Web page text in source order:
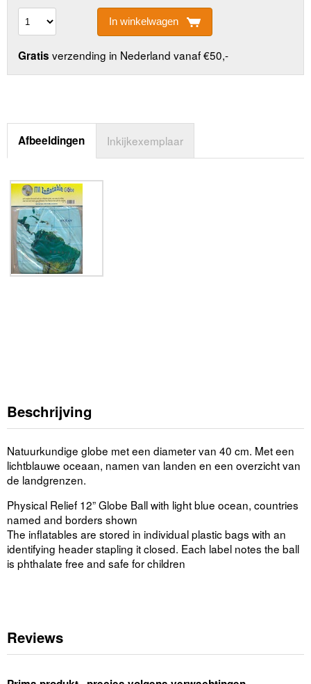
In winkelwagen
Gratis verzending in Nederland vanaf €50,-
Afbeeldingen Inkijkexemplaar
Beschrijving
Natuurkundige globe met een diameter van 40 cm. Met een
lichtblauwe oceaan, namen van landen en een overzicht van
de landgrenzen.
Physical Relief 12” Globe Ball with light blue ocean, countries
named and borders shown
The inflatables are stored in individual plastic bags with an
identifying header stapling it closed. Each label notes the ball
is phthalate free and safe for children
Reviews